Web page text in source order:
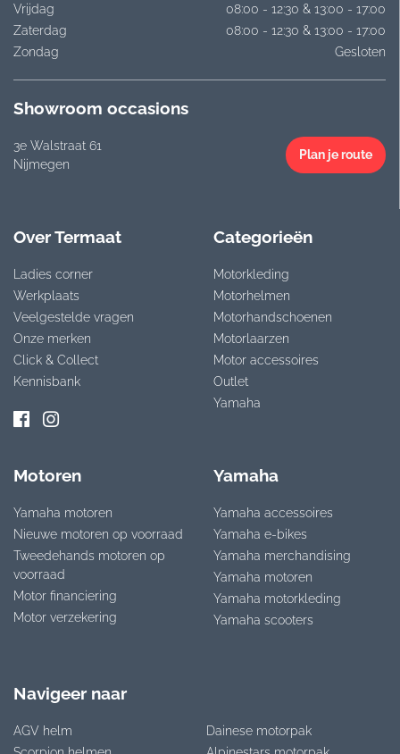
Vrijdag
08:00 - 12:30 & 13:00 - 17:00
Zaterdag
08:00 - 12:30 & 13:00 - 17:00
Zondag
Gesloten
Showroom occasions
3e Walstraat 61
Nijmegen
Plan je route
Over Termaat
Ladies corner
Werkplaats
Veelgestelde vragen
Onze merken
Click & Collect
Kennisbank
Categorieën
Motorkleding
Motorhelmen
Motorhandschoenen
Motorlaarzen
Motor accessoires
Outlet
Yamaha
Motoren
Yamaha motoren
Nieuwe motoren op voorraad
Tweedehands motoren op
voorraad
Motor financiering
Motor verzekering
Yamaha
Yamaha accessoires
Yamaha e-bikes
Yamaha merchandising
Yamaha motoren
Yamaha motorkleding
Yamaha scooters
Navigeer naar
AGV helm
Dainese motorpak